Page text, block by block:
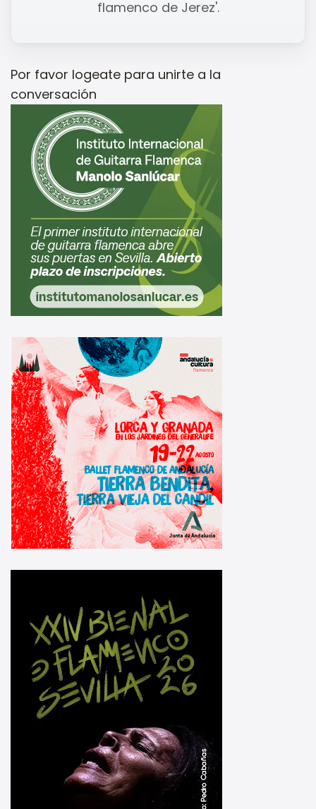
flamenco de Jerez'.
Por favor logeate para unirte a la
conversación